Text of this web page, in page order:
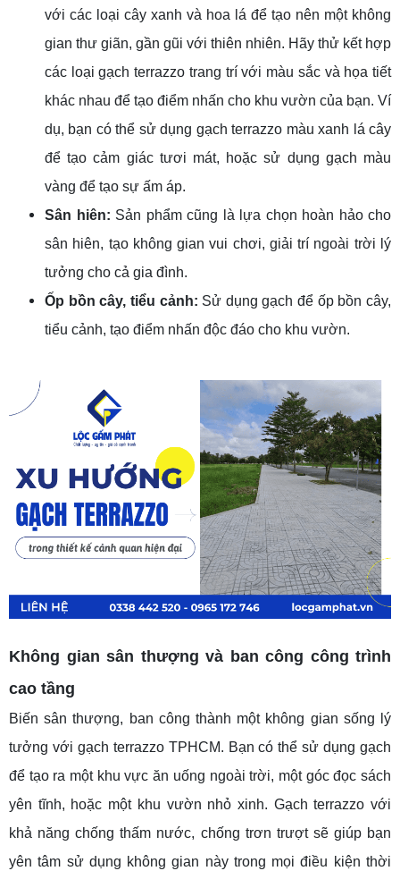
với các loại cây xanh và hoa lá để tạo nên một không
gian thư giãn, gần gũi với thiên nhiên. Hãy thử kết hợp
các loại gạch terrazzo trang trí với màu sắc và họa tiết
khác nhau để tạo điểm nhấn cho khu vườn của bạn. Ví
dụ, bạn có thể sử dụng gạch terrazzo màu xanh lá cây
để tạo cảm giác tươi mát, hoặc sử dụng gạch màu
vàng để tạo sự ấm áp.
Sân hiên: Sản phẩm cũng là lựa chọn hoàn hảo cho
sân hiên, tạo không gian vui chơi, giải trí ngoài trời lý
tưởng cho cả gia đình.
Ốp bồn cây, tiểu cảnh: Sử dụng gạch để ốp bồn cây,
tiểu cảnh, tạo điểm nhấn độc đáo cho khu vườn.
Không gian sân thượng và ban công công trình
cao tầng
Biến sân thượng, ban công thành một không gian sống lý
tưởng với gạch terrazzo TPHCM. Bạn có thể sử dụng gạch
để tạo ra một khu vực ăn uống ngoài trời, một góc đọc sách
yên tĩnh, hoặc một khu vườn nhỏ xinh. Gạch terrazzo với
khả năng chống thấm nước, chống trơn trượt sẽ giúp bạn
yên tâm sử dụng không gian này trong mọi điều kiện thời